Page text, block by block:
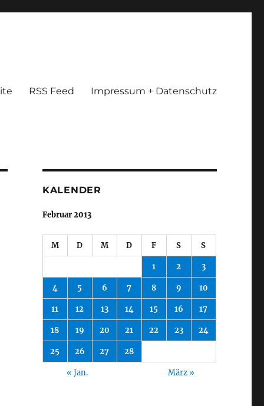
RSS Feed Impressum + Datenschutz
KALENDER
Februar 2013
M D M D F S S
1 2 3
4 5 6 7 8 9 10
11 12 13 14 15 16 17
18 19 20 21 22 23 24
25 26 27 28
« Jan. März »